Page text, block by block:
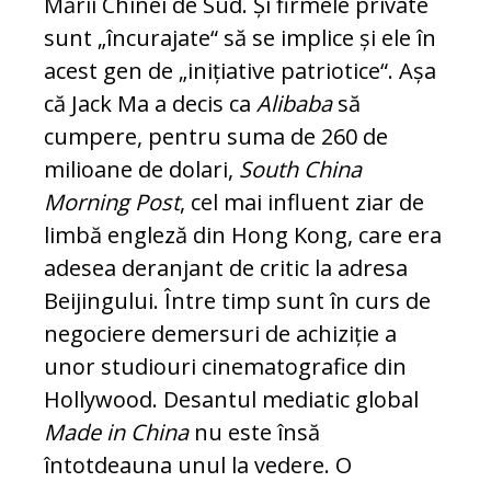
sunt „încurajate“ să se implice și ele în
acest gen de „inițiative patriotice“. Așa
că Jack Ma a decis ca Alibabasă
cumpere, pentru suma de 260 de
milioane de dolari, South China
Morning Post, cel mai in­flu­ent ziar de
limbă engleză din Hong Kong, ca­re era
adesea deranjant de critic la adre­sa
Beijingului. Între timp sunt în curs de
negociere demersuri de achiziție a
unor studiouri cinematografice din
Hollywood. Desantul mediatic global
Made in Chinanu este însă
întotdeauna unul la vedere. O